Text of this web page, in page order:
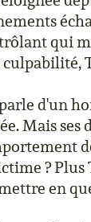
qui
d'un
Mais ses
? Plus
en